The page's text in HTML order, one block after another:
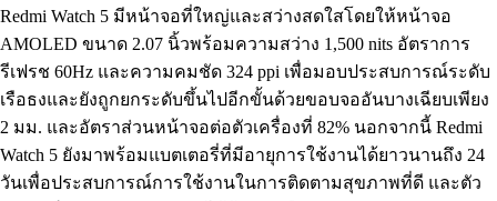
Redmi Watch 5 มีหน้าจอที่ใหญ่และสว่างสดใสโดยให้หน้าจอ
AMOLED ขนาด 2.07 นิ้วพร้อมความสว่าง 1,500 nits อัตราการ
รีเฟรช 60Hz และความคมชัด 324 ppi เพื่อมอบประสบการณ์ระดับ
เรือธงและยังถูกยกระดับขึ้นไปอีกขั้นด้วยขอบจออันบางเฉียบเพียง
2 มม. และอัตราส่วนหน้าจอต่อตัวเครื่องที่ 82% นอกจากนี้ Redmi
Watch 5 ยังมาพร้อมแบตเตอรี่ที่มีอายุการใช้งานได้ยาวนานถึง 24
วันเพื่อประสบการณ์การใช้งานในการติดตามสุขภาพที่ดี และตัว